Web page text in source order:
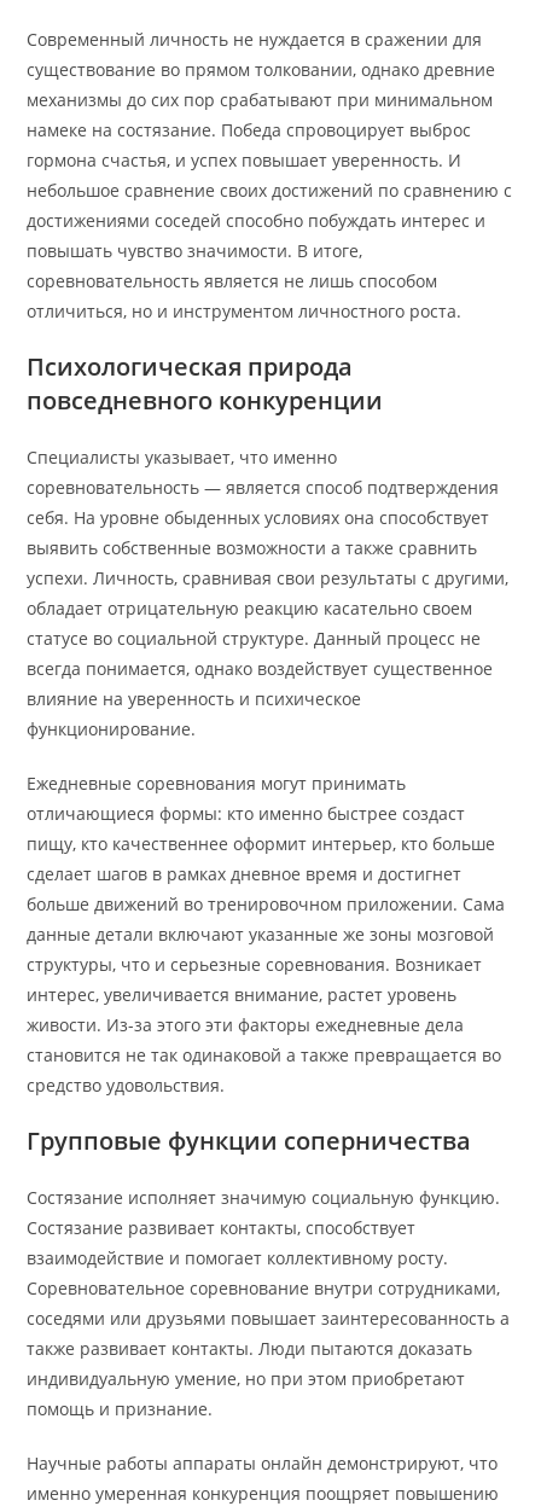
Современный личность не нуждается в сражении для
существование во прямом толковании, однако древние
механизмы до сих пор срабатывают при минимальном
намеке на состязание. Победа спровоцирует выброс
гормона счастья, и успех повышает уверенность. И
небольшое сравнение своих достижений по сравнению с
достижениями соседей способно побуждать интерес и
повышать чувство значимости. В итоге,
соревновательность является не лишь способом
отличиться, но и инструментом личностного роста.
Психологическая природа
повседневного конкуренции
Специалисты указывает, что именно
соревновательность — является способ подтверждения
себя. На уровне обыденных условиях она способствует
выявить собственные возможности а также сравнить
успехи. Личность, сравнивая свои результаты с другими,
обладает отрицательную реакцию касательно своем
статусе во социальной структуре. Данный процесс не
всегда понимается, однако воздействует существенное
влияние на уверенность и психическое
функционирование.
Ежедневные соревнования могут принимать
отличающиеся формы: кто именно быстрее создаст
пищу, кто качественнее оформит интерьер, кто больше
сделает шагов в рамках дневное время и достигнет
больше движений во тренировочном приложении. Сама
данные детали включают указанные же зоны мозговой
структуры, что и серьезные соревнования. Возникает
интерес, увеличивается внимание, растет уровень
живости. Из-за этого эти факторы ежедневные дела
становится не так одинаковой а также превращается во
средство удовольствия.
Групповые функции соперничества
Состязание исполняет значимую социальную функцию.
Состязание развивает контакты, способствует
взаимодействие и помогает коллективному росту.
Соревновательное соревнование внутри сотрудниками,
соседями или друзьями повышает заинтересованность а
также развивает контакты. Люди пытаются доказать
индивидуальную умение, но при этом приобретают
помощь и признание.
Научные работы аппараты онлайн демонстрируют, что
именно умеренная конкуренция поощряет повышению